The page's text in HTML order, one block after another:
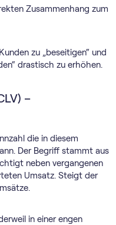
Zusammenhang zum
zu „beseitigen“ und
drastisch zu erhöhen.
–
die in diesem
Der Begriff stammt aus
neben vergangenen
Umsatz. Steigt der
in einer engen